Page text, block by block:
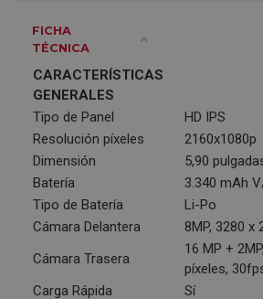
FICHA
TÉCNICA
CARACTERÍSTICAS
GENERALES
Tipo de Panel
HD IPS
Resolución píxeles
2160x1080p
Dimensión
5,90
Batería
3.340 mAh
Tipo de Batería
Li-Po
Cámara Delantera
8MP, 3280 x
Cámara Trasera
16 MP +
píxeles,
Carga Rápida
Sí